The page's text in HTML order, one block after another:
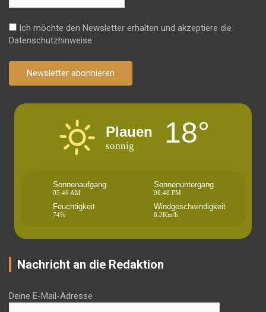
Ich möchte den Newsletter erhalten und akzeptiere die
Datenschutzhinweise.
Newsletter abonnieren
Plauen
sonnig 18°
Sonnenaufgang
05:46 AM
Sonnenuntergang
08:48 PM
Feuchtigkeit
74%
Windgeschwindigkeit
8.3Km/h
Nachricht an die Redaktion
Deine E-Mail-Adresse